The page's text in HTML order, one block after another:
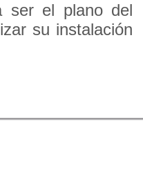
ser el plano del
su instalación